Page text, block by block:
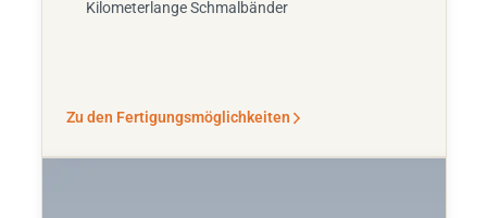
Kilometerlange Schmalbänder
Zu den Fertigungsmöglichkeiten